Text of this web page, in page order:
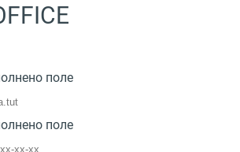
поле
поле